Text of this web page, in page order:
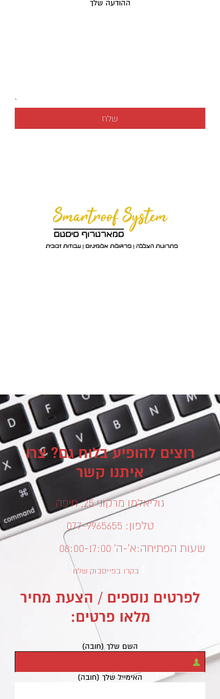
ההודעה שלך
רוצים להופיע בלוח גם? צרו
איתנו קשר
גוליאלמו מרקוני 25, חיפה
טלפון: 077-9965655
שעות הפתיחה:א’-ה’ 08:00-17:00
בקרו בפייסבוק שלנו
לפרטים נוספים / הצעת מחיר
מלאו פרטים:
השם שלך (חובה)
האימייל שלך (חובה)